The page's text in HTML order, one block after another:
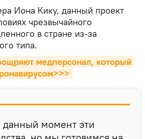
Иона Кику, данный проект
чрезвычайного
в стране из-за
типа.
медперсонал, который
данный момент эти